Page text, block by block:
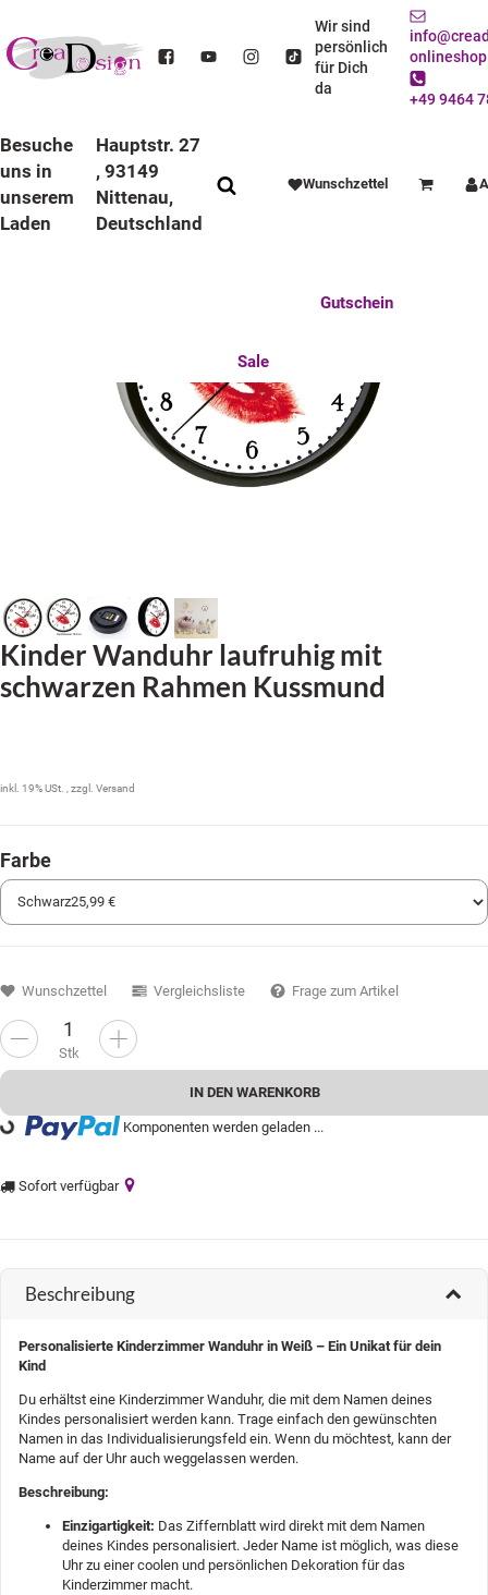
Wir sind
persönlich
für Dich
da
+49 9464
Besuche
uns in
unserem
Laden
Hauptstr. 27
, 93149
Nittenau,
Deutschland
Wunschzettel Warenkorb
Gutschein
Sale
KINDER WANDUHR LAUFRUHIG MIT BUNTEN RAHMEN KUSSMUND
Kinder Wanduhr laufruhig mit
schwarzen Rahmen Kussmund
inkl. 19% USt. , zzgl. Versand
Farbe
Stk
IN DEN WARENKORB
Komponenten werden geladen ...
Sofort verfügbar
Wunschzettel Vergleichsliste Frage zum Artikel
Beschreibung
Personalisierte Kinderzimmer Wanduhr in Weiß – Ein Unikat für dein
Kind
Du erhältst eine Kinderzimmer Wanduhr, die mit dem Namen deines
Kindes personalisiert werden kann. Trage einfach den gewünschten
Namen in das Individualisierungsfeld ein. Wenn du möchtest, kann der
Name auf der Uhr auch weggelassen werden.
Beschreibung:
Einzigartigkeit: Das Ziffernblatt wird direkt mit dem Namen
deines Kindes personalisiert. Jeder Name ist möglich, was diese
Uhr zu einer coolen und persönlichen Dekoration für das
Kinderzimmer macht.